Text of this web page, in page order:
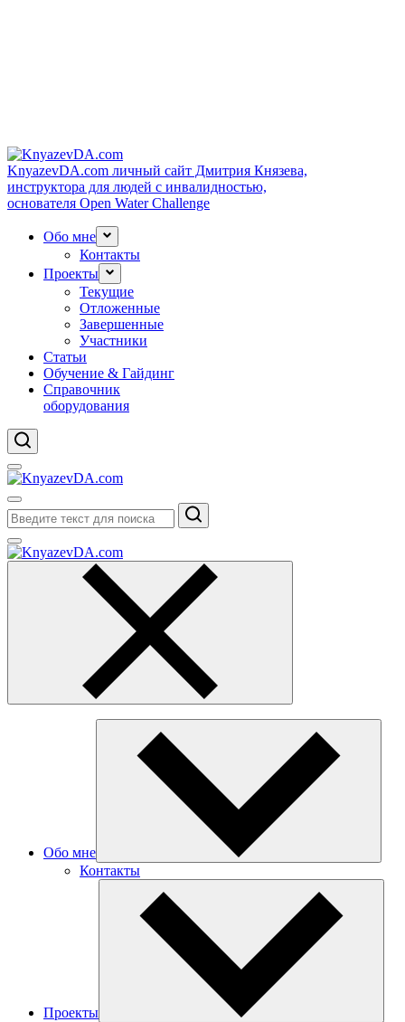
KnyazevDA.com личный сайт Дмитрия Князева,
инструктора для людей с инвалидностью,
основателя Open Water Challenge
Обо мне
Контакты
Проекты
Текущие
Отложенные
Завершенные
Участники
Статьи
Обучение & Гайдинг
Справочник
оборудования
Поиск
Обо мне
Контакты
Проекты